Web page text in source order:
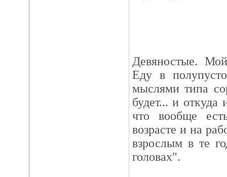
Девяностые.
Еду в
мыслями типа
будет... и откуда
что вообще
возрасте и на
взрослым в те
головах".